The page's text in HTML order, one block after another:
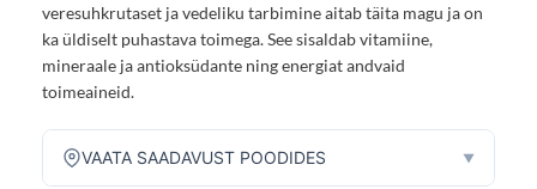
veresuhkrutaset ja vedeliku tarbimine aitab täita magu ja on
ka üldiselt puhastava toimega. See sisaldab vitamiine,
mineraale ja antioksüdante ning energiat andvaid
toimeaineid.
VAATA SAADAVUST POODIDES ▼